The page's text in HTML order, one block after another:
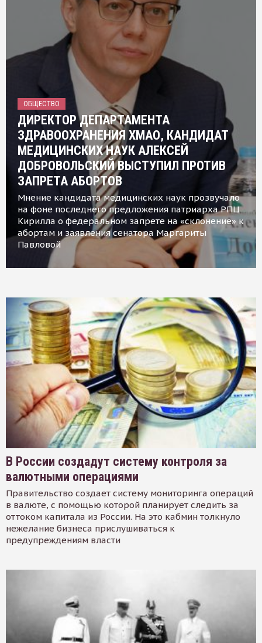
ОБЩЕСТВО
ДИРЕКТОР ДЕПАРТАМЕНТА
ЗДРАВООХРАНЕНИЯ ХМАО, КАНДИДАТ
МЕДИЦИНСКИХ НАУК АЛЕКСЕЙ
ДОБРОВОЛЬСКИЙ ВЫСТУПИЛ ПРОТИВ
ЗАПРЕТА АБОРТОВ
Мнение кандидата медицинских наук прозвучало
на фоне последнего предложения патриарха РПЦ
Кирилла о федеральном запрете на «склонение» к
абортам и заявления сенатора Маргариты
Павловой
В России создадут систему контроля за
валютными операциями
Правительство создает систему мониторинга операций
в валюте, с помощью которой планирует следить за
оттоком капитала из России. На это кабмин толкнуло
нежелание бизнеса прислушиваться к
предупреждениям власти